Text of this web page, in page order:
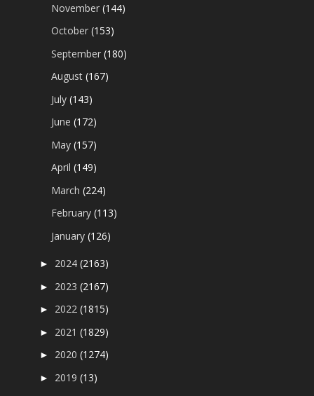
November(144)
October(153)
September(180)
August(167)
July(143)
June(172)
May(157)
April(149)
March(224)
February(113)
January(126)
► 2024(2163)
► 2023(2167)
► 2022(1815)
► 2021(1829)
► 2020(1274)
► 2019(13)